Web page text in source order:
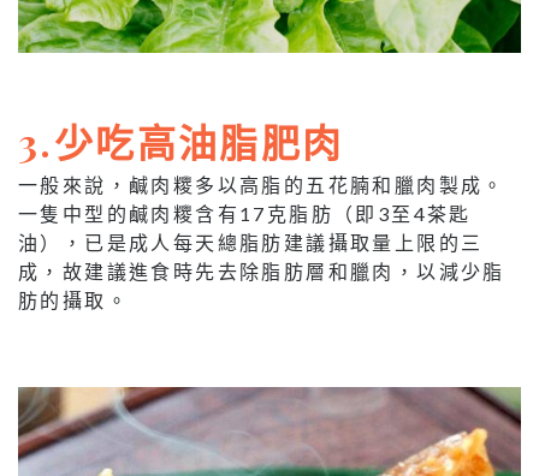
3.少吃高油脂肥肉
一般來說，鹹肉糭多以高脂的五花腩和臘肉製成。
一隻中型的鹹肉糭含有17克脂肪（即3至4茶匙
油），已是成人每天總脂肪建議攝取量上限的三
成，故建議進食時先去除脂肪層和臘肉，以減少脂
肪的攝取。